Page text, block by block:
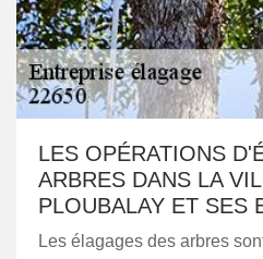
LES OPÉRATIONS
ARBRES DANS LA
PLOUBALAY ET SES
Les élagages des arbres